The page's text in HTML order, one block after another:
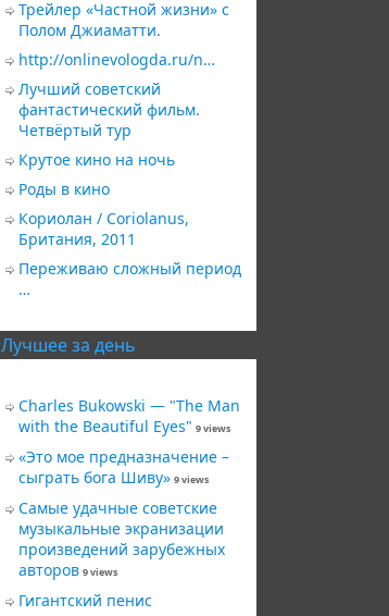
Трейлер «Частной жизни» с
Полом Джиаматти.
http://onlinevologda.ru/n…
Лучший советский
фантастический фильм.
Четвёртый тур
Крутое кино на ночь
Роды в кино
Кориолан / Coriolanus,
Британия, 2011
Переживаю сложный период
…
Лучшее за день
Charles Bukowski — "The Man
with the Beautiful Eyes" 9 views
«Это мое предназначение –
сыграть бога Шиву» 9 views
Самые удачные советские
музыкальные экранизации
произведений зарубежных
авторов 9 views
Гигантский пeниc